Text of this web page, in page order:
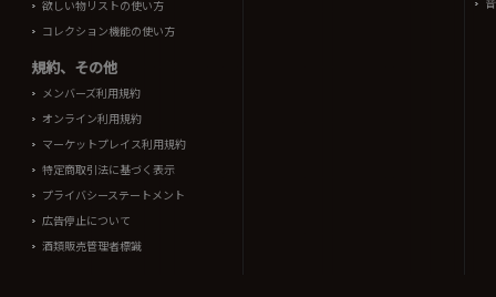
欲しい物リストの使い方
コレクション機能の使い方
規約、その他
メンバーズ利用規約
オンライン利用規約
マーケットプレイス利用規約
特定商取引法に基づく表示
プライバシーステートメント
広告停止について
酒類販売管理者標識